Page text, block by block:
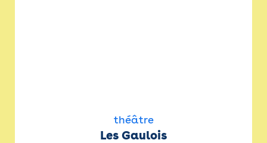
théâtre
Les Gaulois